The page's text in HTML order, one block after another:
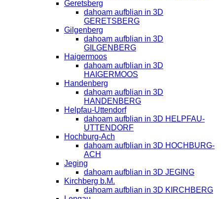
Geretsberg
dahoam aufblian in 3D
GERETSBERG
Gilgenberg
dahoam aufblian in 3D
GILGENBERG
Haigermoos
dahoam aufblian in 3D
HAIGERMOOS
Handenberg
dahoam aufblian in 3D
HANDENBERG
Helpfau-Uttendorf
dahoam aufblian in 3D HELPFAU-
UTTENDORF
Hochburg-Ach
dahoam aufblian in 3D HOCHBURG-
ACH
Jeging
dahoam aufblian in 3D JEGING
Kirchberg b.M.
dahoam aufblian in 3D KIRCHBERG